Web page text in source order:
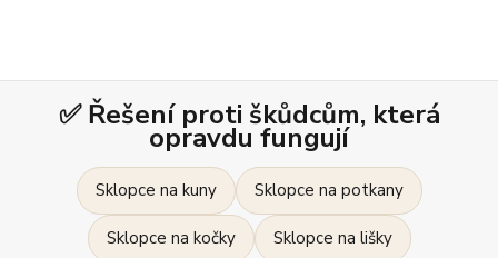
✅ Řešení proti škůdcům, která
opravdu fungují
Sklopce na kuny Sklopce na potkany
Sklopce na kočky Sklopce na lišky